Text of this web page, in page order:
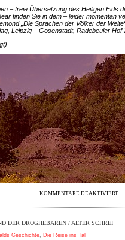
– freie Übersetzung des Heiligen Eids
finden Sie in dem – leider momentan
„Die Sprachen der Völker der
Leipzig – Gosenstadt, Radebeuler Hof
KOMMENTARE DEAKTIVIERT
DER DROGHEBAREN / ALTER SCHREI
Geschichte, Die Reise ins Tal